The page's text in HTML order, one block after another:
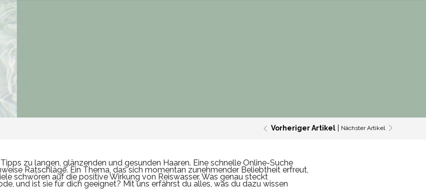
Vorheriger Artikel Nächster Artikel
zu langen, glänzenden und gesunden Haaren. Eine schnelle Online-Suche
Ratschläge. Ein Thema, das sich momentan zunehmender Beliebtheit erfreut,
schwören auf die positive Wirkung von Reiswasser. Was genau steckt
und ist sie für dich geeignet? Mit uns erfährst du alles, was du dazu wissen